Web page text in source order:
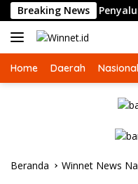
Langsung
ke
konten
Breaking News
Sama Penyaluran
Home Daerah Nasional
Beranda Winnet News